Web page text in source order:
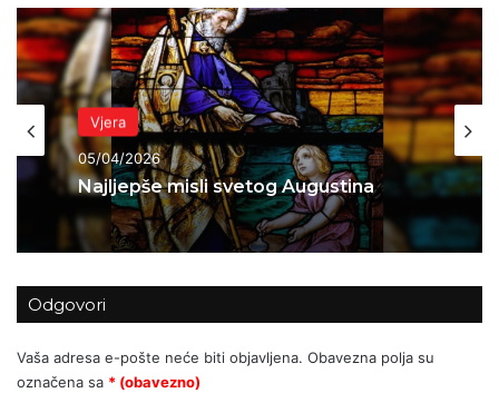
Vjera
05/04/2026
Najljepše misli svetog Augustina
Odgovori
Vaša adresa e-pošte neće biti objavljena. Obavezna polja su
označena sa * (obavezno)